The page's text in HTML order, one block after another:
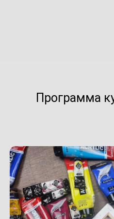
Программа